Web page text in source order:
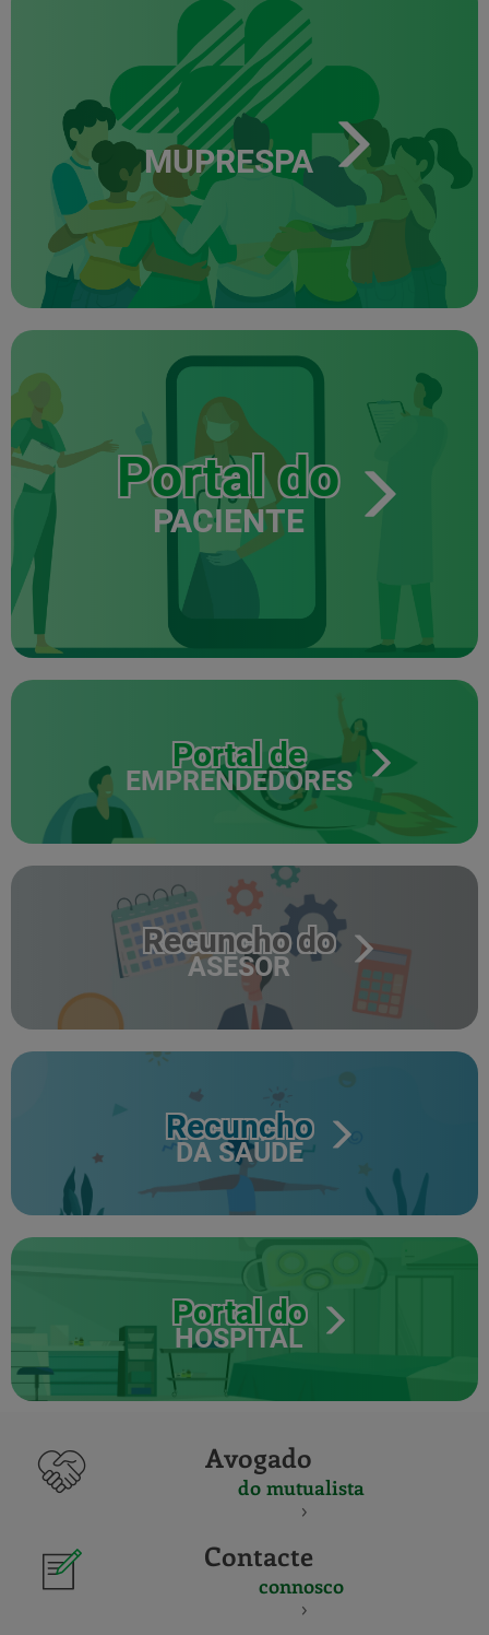
MUPRESPA
Portal do
PACIENTE
Portal de
EMPRENDEDORES
Recuncho do
ASESOR
Recuncho
DA SAÚDE
Portal do
HOSPITAL
Avogado
do mutualista
Contacte
connosco